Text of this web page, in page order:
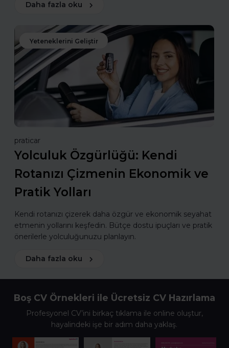
Daha fazla oku
Yeteneklerini Geliştir
praticar
Yolculuk Özgürlüğü: Kendi
Rotanızı Çizmenin Ekonomik ve
Pratik Yolları
Kendi rotanızı çizerek daha özgür ve ekonomik seyahat
etmenin yollarını keşfedin. Bütçe dostu ipuçları ve pratik
önerilerle yolculuğunuzu planlayın.
Daha fazla oku
Boş CV Örnekleri ile Ücretsiz CV Hazırlama
Profesyonel CV’ini birkaç tıklama ile online oluştur,
hayalindeki işe bir adım daha yaklaş.